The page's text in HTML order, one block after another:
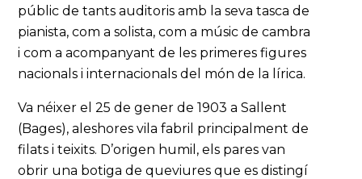
públic de tants auditoris amb la seva tasca de
pianista, com a solista, com a músic de cambra
i com a acompanyant de les primeres figures
nacionals i internacionals del món de la lírica.
Va néixer el 25 de gener de 1903 a Sallent
(Bages), aleshores vila fabril principalment de
filats i teixits. D’origen humil, els pares van
obrir una botiga de queviures que es distingí